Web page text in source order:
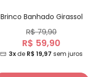
Brinco Banhado Girassol
R$ 79,90
R$ 59,90
3xde R$ 19,97 sem juros